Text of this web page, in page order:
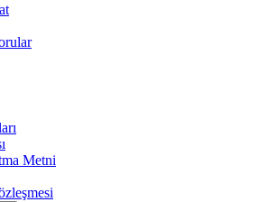
Metni